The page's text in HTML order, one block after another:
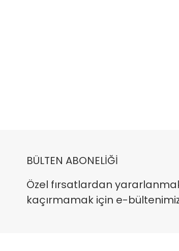
BÜLTEN ABONELİĞİ
Özel fırsatlardan
kaçırmamak için e-